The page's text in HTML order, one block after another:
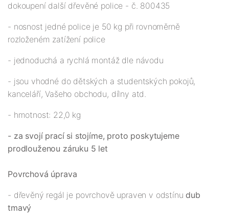
dokoupení další dřevěné police - č. 800435
- nosnost jedné police je 50 kg při rovnoměrně
rozloženém zatížení police
- jednoduchá a rychlá montáž dle návodu
- jsou vhodné do dětských a studentských pokojů,
kanceláří, Vašeho obchodu, dílny atd.
- hmotnost: 22,0 kg
- za svojí prací si stojíme, proto poskytujeme
prodlouženou záruku 5 let
Povrchová úprava
- dřevěný regál je povrchově upraven v odstínu dub
tmavý